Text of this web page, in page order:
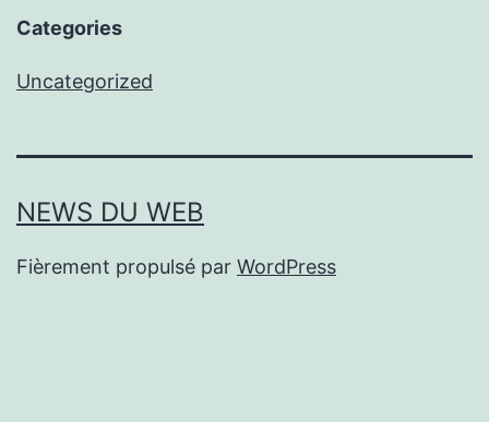
Categories
Uncategorized
NEWS DU WEB
Fièrement propulsé par WordPress